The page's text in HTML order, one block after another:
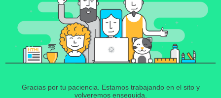
Gracias por tu paciencia. Estamos trabajando en el sito y
volveremos enseguida.